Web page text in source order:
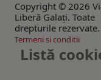
Copyright © 2026
Liberă Galaţi. Toate
drepturile rezervate.
Termeni si conditii
Listă